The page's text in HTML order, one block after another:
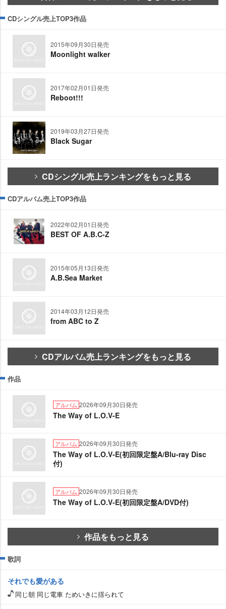
CDシングル売上TOP3作品
2015年09月30日発売
Moonlight walker
2017年02月01日発売
Reboot!!!
2019年03月27日発売
Black Sugar
CDシングル売上ランキングをもっと見る
CDアルバム売上TOP3作品
2022年02月01日発売
BEST OF A.B.C-Z
2015年05月13日発売
A.B.Sea Market
2014年03月12日発売
from ABC to Z
CDアルバム売上ランキングをもっと見る
作品
アルバム 2026年09月30日発売
The Way of L.O.V-E
アルバム 2026年09月30日発売
The Way of L.O.V-E(初回限定盤A/Blu-ray Disc
付)
アルバム 2026年09月30日発売
The Way of L.O.V-E(初回限定盤A/DVD付)
作品をもっと見る
歌詞
それでも愛がある
同じ朝 同じ電車 ためいきに揺られて